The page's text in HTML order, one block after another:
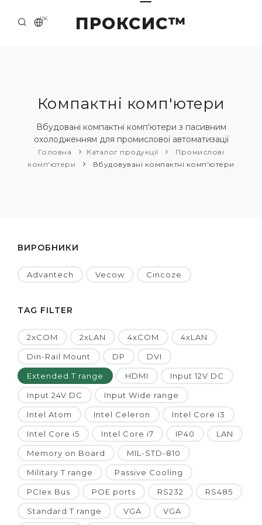
ПРОКСИС™
UK
ПРО НАС
ПРИКЛАДИ ТА РІШЕННЯ
КАТАЛОГ ПРОДУКЦІЇ
Компактні комп'ютери
Вбудовані компактні комп'ютери з пасивним
охолодженням для промислової автоматизації
Головна Каталог продукції
Промислові
комп'ютери
Вбудовувані компактні комп'ютери
ВИРОБНИКИ
Advantech Vecow Cincoze
TAG FILTER
2xCOM 2xLAN 4xCOM 4xLAN
Din-Rail Mount DP DVI
Extended T range HDMI Input 12V DC
Input 24V DC Input Wide range
Intel Atom Intel Celeron Intel Core i3
Intel Core i5 Intel Core i7 IP40 LAN
Memory on Board MIL-STD-810
Military T range Passive Cooling
PCIex Bus POE ports RS232 RS485
Standard T range VGA VGA